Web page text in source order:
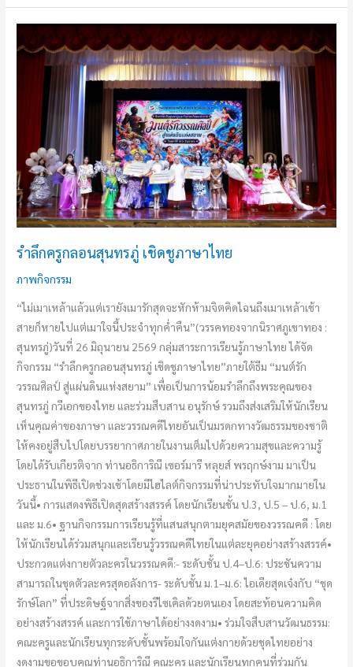
รำลึกครูกลอนสุนทรภู่ เชิดชูภาษาไทย
ภาพกิจกรรม
“ไม่เมาเหล้าแล้วแต่เรายังเมารักสุดจะหักห้ามจิตคิดไฉนถึงเมาเหล้าเช้า
สายก็หายไปแต่เมาใจนี้ประจำทุกค่ำคืน”(วรรคทองจากนิราศภูเขาทอง :
สุนทรภู่)วันที่ 26 มิถุนายน 2569 กลุ่มสาระการเรียนรู้ภาษาไทย ได้จัด
กิจกรรม “รำลึกครูกลอนสุนทรภู่ เชิดชูภาษาไทย”ภายใต้ธีม “มนต์รัก
วรรณศิลป์ สู่แผ่นดินแห่งสยาม” เพื่อเป็นการน้อมรำลึกถึงพระคุณของ
สุนทรภู่ กวีเอกของไทย และร่วมสืบสาน อนุรักษ์ รวมถึงส่งเสริมให้นักเรียน
เห็นคุณค่าของภาษา และวรรณคดีไทยอันเป็นมรดกทางวัฒธรรมของชาติ
ให้คงอยู่สืบไปโดยบรรยากาศภายในงานเต็มไปด้วยความสุขและความรู้
โดยได้รับเกียรติจาก ท่านอธิการิณี เซอร์มารี หลุยส์ พรฤกษ์งาม มาเป็น
ประธานในพิธีเปิดช่วงเช้าโดยมีไฮไลต์กิจกรรมที่น่าประทับใจมากมายใน
วันนี้• การแสดงพิธีเปิดสุดสร้างสรรค์ โดยนักเรียนชั้น ป.3, ป.5 – ป.6, ม.1
และ ม.6• ฐานกิจกรรมการเรียนรู้ที่แสนสนุกตามยุคสมัยของวรรณคดี : โดย
ให้นักเรียนได้ร่วมสนุกและเรียนรู้วรรณคดีไทยในแต่ละยุคอย่างสร้างสรรค์•
ประกวดแต่งกายตัวละครในวรรณคดี:- ระดับชั้น ป.4–ป.6: ประชันความ
สามารถในชุดตัวละครสุดอลังการ- ระดับชั้น ม.1–ม.6: ไอเดียสุดเจ๋งกับ “ชุด
รักษ์โลก” ที่ประดิษฐ์จากสิ่งของรีไซเคิลด้วยตนเอง โดยสะท้อนความคิด
อย่างสร้างสรรค์ และการใช้ภาษาได้อย่างงดงาม• ร่วมใจสืบสานวัฒนธรรม:
คณะครูและนักเรียนทุกระดับชั้นพร้อมใจกันแต่งกายด้วยชุดไทยอย่าง
งดงามขอขอบคุณท่านอธิการิณี คณะครู และนักเรียนทุกคนที่ร่วมกัน
ครู
ภาษา
ไทย